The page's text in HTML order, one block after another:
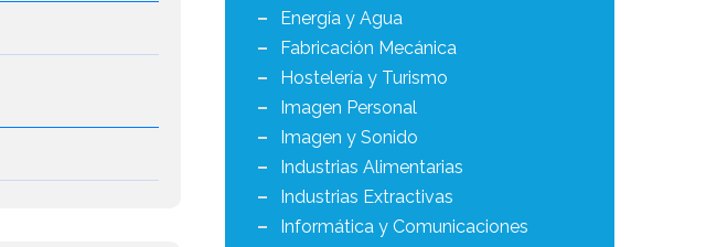
Energía y Agua
Fabricación Mecánica
Hostelería y Turismo
Imagen Personal
Imagen y Sonido
Industrias Alimentarias
Industrias Extractivas
Informática y Comunicaciones